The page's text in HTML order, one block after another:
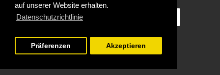
auf unserer Website erhalten.
Datenschutzrichtlinie
Präferenzen Akzeptieren
Powered by Dupuis Informatique